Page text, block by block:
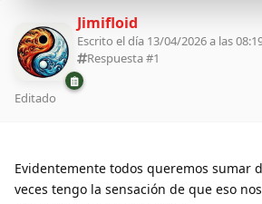
Jimifloid
Escrito el día 13/04/2026 a las
Respuesta #1
Editado
Evidentemente todos queremos sumar
veces tengo la sensación de que eso